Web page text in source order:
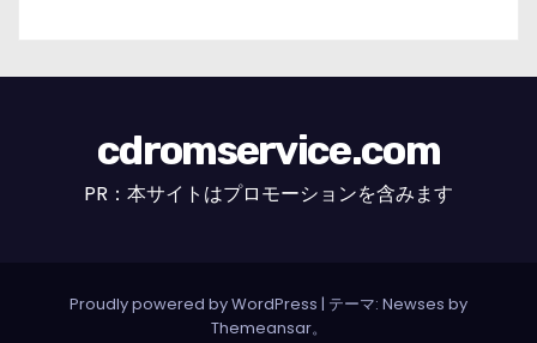
cdromservice.com
PR：本サイトはプロモーションを含みます
Proudly powered by WordPress | テーマ: Newses by
Themeansar。